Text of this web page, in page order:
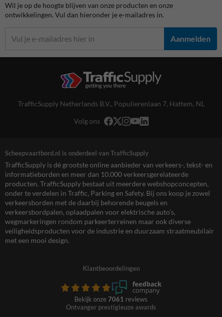
Wil je op de hoogte blijven van onze producten en onze
ontwikkelingen. Vul dan hieronder je e-mailadres in.
Aanmelden
TrafficSupply Netherlands B.V., Populierenlaan 7, Hattem, NL
Volg ons
Scheepvaartbord.nl is onderdeel van TrafficSupply
TrafficSupply is dé grootste online aanbieder van verkeers-, tekst- en
informatieborden en meer dan 10.000 verkeersgerelateerde
producten. TrafficSupply bestaat uit meerdere webshopconcepten,
onder te verdelen in Traffic, Parking en Safety. Bij ons koop je zowel
verkeersborden met de daarbij behorende beugels en
verkeersbordpalen, oplaadpalen voor elektrische auto’s,
wegmarkeringen rondom parkeerterreinen maar ook diverse
veiligheidsproducten voor de industrie en duurzaam straatmeubilair
met een mooi design.
Klantbeoordelingen
Bekijk onze 7061 reviews
Ontvanger prestigieuze awards